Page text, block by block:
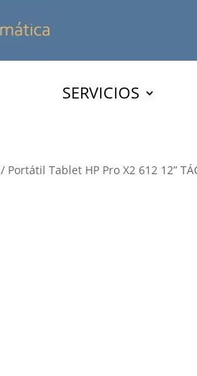
SERVICIOS
/ Portátil Tablet HP Pro X2 612 12”